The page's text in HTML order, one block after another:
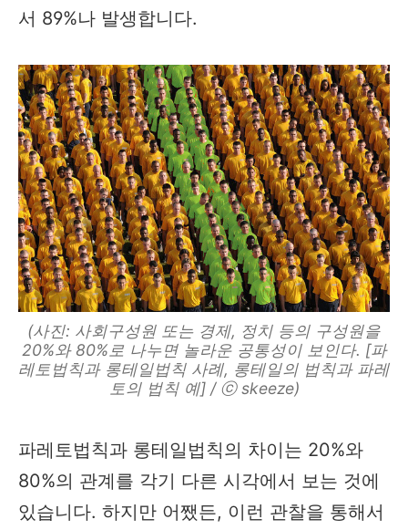
서 89%나 발생합니다.
(사진: 사회구성원 또는 경제, 정치 등의 구성원을
20%와 80%로 나누면 놀라운 공통성이 보인다. [파
레토법칙과 롱테일법칙 사례, 롱테일의 법칙과 파레
토의 법칙 예] / ⓒ skeeze)
파레토법칙과 롱테일법칙의 차이는 20%와
80%의 관계를 각기 다른 시각에서 보는 것에
있습니다. 하지만 어쨌든, 이런 관찰을 통해서